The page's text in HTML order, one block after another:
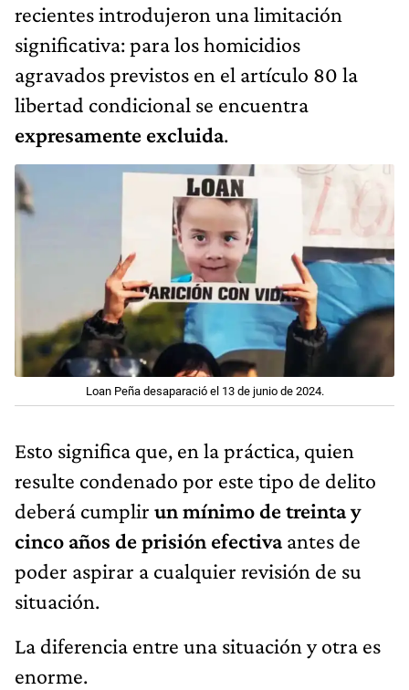
recientes introdujeron una limitación
significativa: para los homicidios
agravados previstos en el artículo 80 la
libertad condicional se encuentra
expresamente excluida.
Loan Peña desaparació el 13 de junio de 2024.
Esto significa que, en la práctica, quien
resulte condenado por este tipo de delito
deberá cumplir un mínimo de treinta y
cinco años de prisión efectivaantes de
poder aspirar a cualquier revisión de su
situación.
La diferencia entre una situación y otra es
enorme.